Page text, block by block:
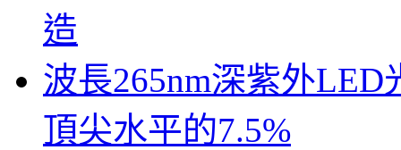
造
波長265nm深紫外
頂尖水平的7.5%